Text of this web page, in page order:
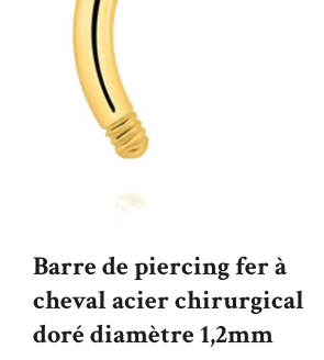
Barre de piercing fer à
cheval acier chirurgical
doré diamètre 1,2mm